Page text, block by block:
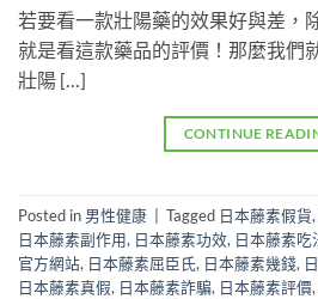
若要看一款壯陽藥的效果好與差，
就是看這款藥品的評價！那麼我們
壯陽 […]
CONTINUE
Posted in 男性健康 Tagged 日本藤素假貨,
日本藤素副作用, 日本藤素功效, 日本藤素吃
官方網站, 日本藤素屈臣氏, 日本藤素幾錢,
日本藤素真假, 日本藤素詐騙, 日本藤素評價,